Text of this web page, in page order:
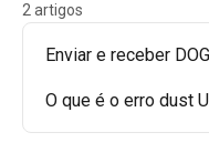
2 artigos
Enviar e receber
O que é o erro dust